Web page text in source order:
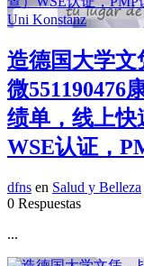
造德国大学文
微551190476
绩单，线上快
WSE认证，
dfns en Salud y Belleza
0 Respuestas
...